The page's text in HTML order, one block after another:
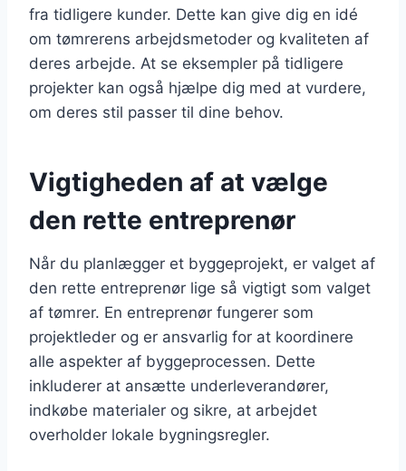
fra tidligere kunder. Dette kan give dig en idé
om tømrerens arbejdsmetoder og kvaliteten af
deres arbejde. At se eksempler på tidligere
projekter kan også hjælpe dig med at vurdere,
om deres stil passer til dine behov.
Vigtigheden af at vælge
den rette entreprenør
Når du planlægger et byggeprojekt, er valget af
den rette entreprenør lige så vigtigt som valget
af tømrer. En entreprenør fungerer som
projektleder og er ansvarlig for at koordinere
alle aspekter af byggeprocessen. Dette
inkluderer at ansætte underleverandører,
indkøbe materialer og sikre, at arbejdet
overholder lokale bygningsregler.